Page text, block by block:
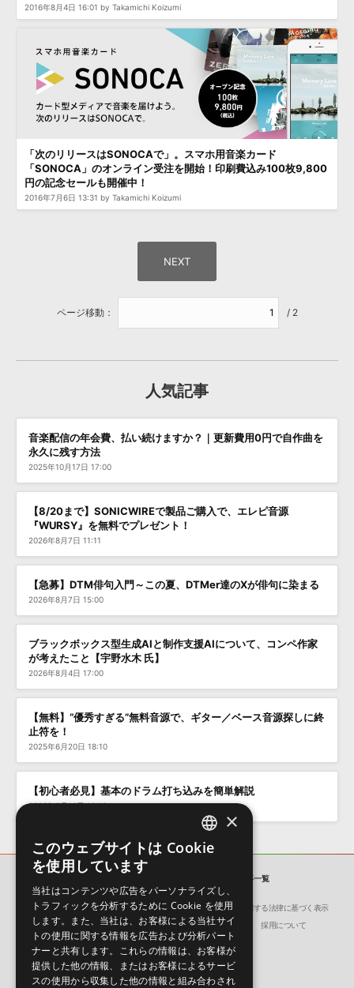
2016年8月4日 16:01 by Takamichi Koizumi
「次のリリースはSONOCAで」。スマホ用音楽カード
「SONOCA」のオンライン受注を開始！印刷費込み100枚9,800
円の記念セールも開催中！
2016年7月6日 13:31 by Takamichi Koizumi
ページ移動： / 2
人気記事
音楽配信の年会費、払い続けますか？｜更新費用0円で自作曲を
永久に残す方法
2025年10月17日 17:00
【8/20まで】SONICWIREで製品ご購入で、エレピ音源
『WURSY』を無料でプレゼント！
2026年8月7日 11:11
【急募】DTM俳句入門～この夏、DTMer達のXが俳句に染まる
2026年8月7日 15:00
ブラックボックス型生成AIと制作支援AIについて、コンペ作家
が考えたこと【宇野水木 氏】
2026年8月4日 17:00
【無料】“優秀すぎる”無料音源で、ギター／ベース音源探しに終
止符を！
2025年6月20日 18:10
【初心者必見】基本のドラム打ち込みを簡単解説
2023年2月10日 10:16
「CD」の記事一覧
会社概要 環境保護（CSR）への取り組み
特定商取引に関する法律に基づく表示
サイト動作環境
利用規約 個人情報の保護について 採用について
ENGLISH
×
このウェブサイトは Cookie
を使用しています
当社はコンテンツや広告をパーソナライズし、
トラフィックを分析するために Cookie を使用
します。また、当社は、お客様による当社サイ
トの使用に関する情報を広告および分析パート
ナーと共有します。これらの情報は、お客様が
提供した他の情報、またはお客様によるサービ
スの使用から収集した他の情報と組み合わされ